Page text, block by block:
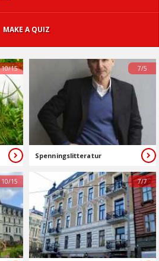
MAKE A QUIZ
10/15
Spenningslitteratur
7/5
10/15 7/7